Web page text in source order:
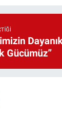
Gücümüz”